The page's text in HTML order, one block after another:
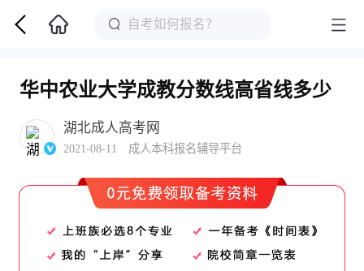
华中农业大学成教分数线高省线多少
湖北成人高考网
2021-08-11 成人本科报名辅导平台